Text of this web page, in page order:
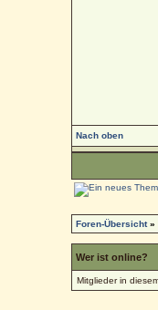
Nach oben
Foren-Übersicht»
Wer ist online?
Mitglieder in